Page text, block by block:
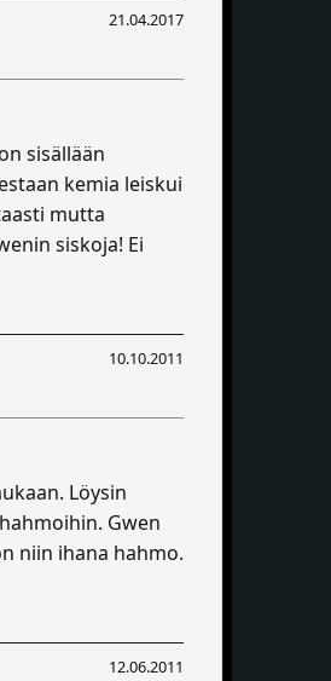
21.04.2017
sisällään
kemia leiskui
mutta
siskoja! Ei
10.10.2011
Löysin
Gwen
niin ihana hahmo.
12.06.2011